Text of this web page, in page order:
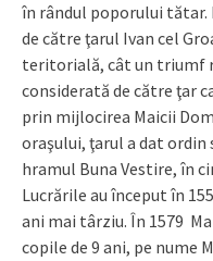
în rândul poporului tătar.
de către ţarul Ivan cel
teritorială, cât un triumf
considerată de către ţar
prin mijlocirea Maicii
oraşului, ţarul a dat ordin
hramul Buna Vestire, în
Lucrările au început în
ani mai târziu. În 1579
copile de 9 ani, pe nume